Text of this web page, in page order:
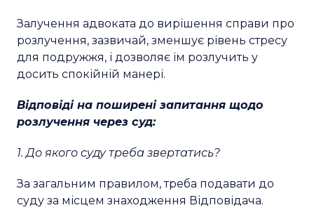
Залучення адвоката до вирішення справи про
розлучення, зазвичай, зменшує рівень стресу
для подружжя, і дозволяє їм розлучить у
досить спокійній манері.
Відповіді на поширені запитання щодо
розлучення через суд:
1. До якого суду треба звертатись?
За загальним правилом, треба подавати до
суду за місцем знаходження Відповідача.